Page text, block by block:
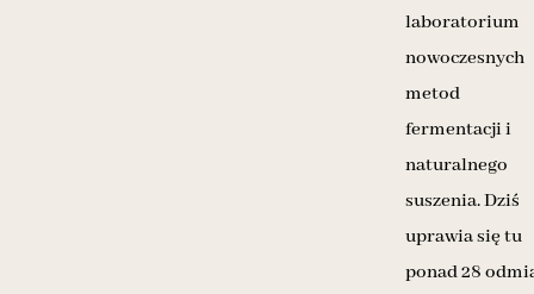
laboratorium
nowoczesnych
metod
fermentacji i
naturalnego
suszenia. Dziś
uprawia się tu
ponad 28